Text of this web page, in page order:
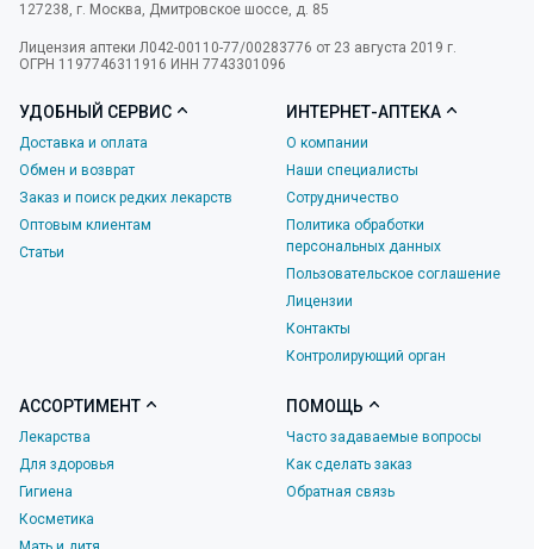
127238 г. Москва Дмитровское шоссе, д. 85
Лицензия аптеки Л042-00110-77/00283776 от 23 августа 2019 г.
ОГРН 1197746311916 ИНН 7743301096
УДОБНЫЙ СЕРВИС
Доставка и оплата
Обмен и возврат
Заказ и поиск редких лекарств
Оптовым клиентам
Статьи
ИНТЕРНЕТ-АПТЕКА
О компании
Наши специалисты
Сотрудничество
Политика обработки
персональных данных
Пользовательское соглашение
Лицензии
Контакты
Контролирующий орган
АССОРТИМЕНТ
Лекарства
Для здоровья
Гигиена
Косметика
ПОМОЩЬ
Часто задаваемые вопросы
Как сделать заказ
Обратная связь